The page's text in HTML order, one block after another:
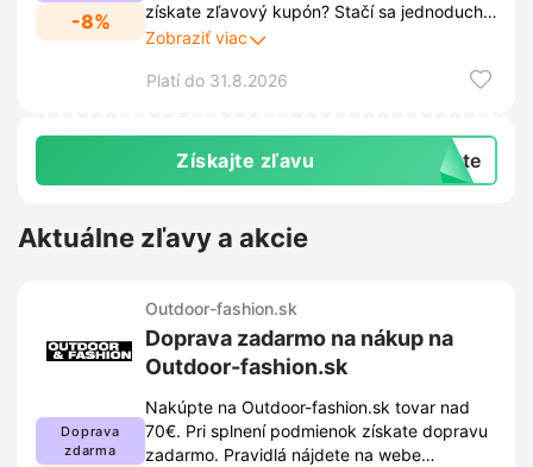
-8%
získate zľavový kupón? Stačí sa jednoducho
zaregistrovať na stránke eshopu Outdoor-
Outdoor-fashion.sk zašle kód na vašu e-
Zobraziť viac
Platí do 31.8.2026
Získajte zľavu exte
Aktuálne zľavy a akcie
Doprava
zdarma
Outdoor-fashion.sk
Doprava zadarmo na nákup na
Outdoor-fashion.sk
Nakúpte na Outdoor-fashion.sk tovar nad
70€. Pri splnení podmienok získate dopravu
zadarmo. Pravidlá nájdete na webe